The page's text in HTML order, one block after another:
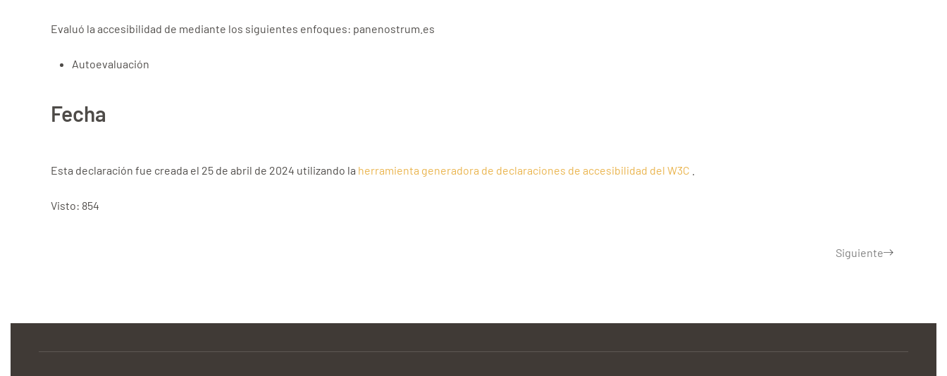
Evaluó la accesibilidad de mediante los siguientes enfoques: panenostrum.es
Autoevaluación
Fecha
Esta declaración fue creada el 25 de abril de 2024 utilizando la herramienta generadora de declaraciones de accesibilidad del W3C
Visto: 854
Siguiente